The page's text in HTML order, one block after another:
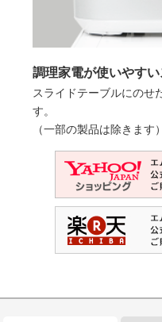
調理家電が使いやす
スライドテーブルにのせ
す。
（一部の製品は除きます）